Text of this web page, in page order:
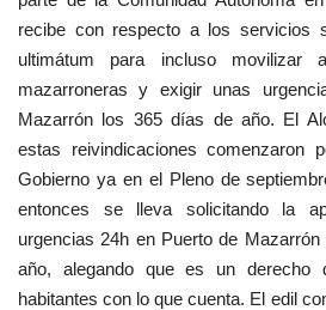
recibe con respecto a los servicios
ultimátum para incluso movilizar
mazarroneras y exigir unas
Mazarrón los 365 días de año. El
estas reivindicaciones comenzaron
Gobierno ya en el Pleno de
entonces se lleva solicitando la
urgencias 24h en Puerto de
año, alegando que es un
habitantes con lo que cuenta. El edil